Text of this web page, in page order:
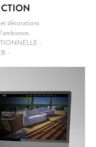
décorations
-
-